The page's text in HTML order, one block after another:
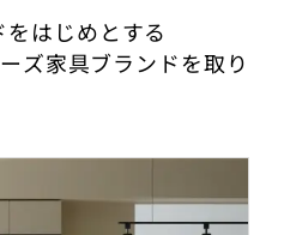
はじめとする
ズ家具ブランドを取り